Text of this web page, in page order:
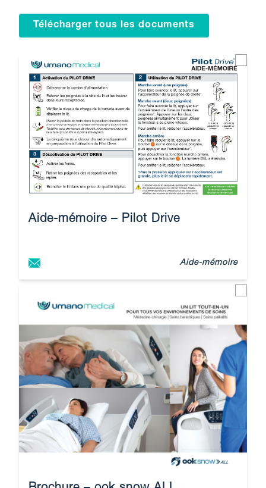
Télécharger tous les documents
Aide-mémoire – Pilot Drive
Aide-mémoire